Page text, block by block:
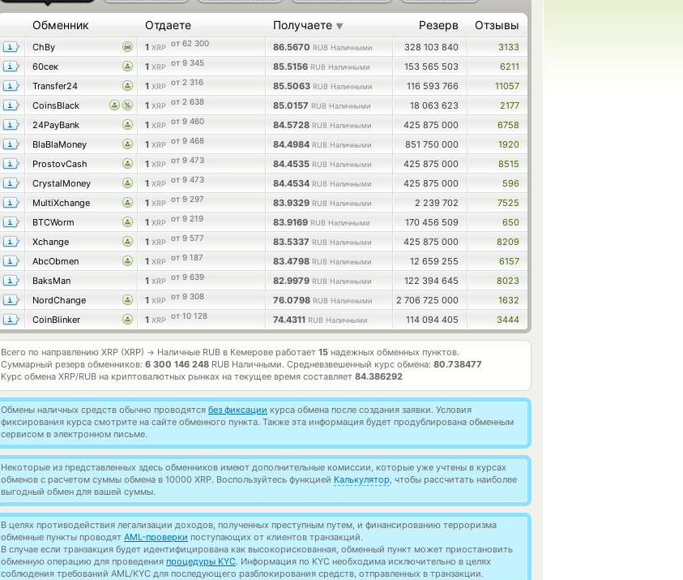
Обменник Отдаете Получаете ▼ Резерв Отзывы
ChBy 1 XRP от 62 300 86.5670 RUB Наличными 328 103 840
3133
60сек
1 XRP от 9 345 85.5156 RUB Наличными 153 565 503
6211
Transfer24
1 XRP от 2 316 85.5063 RUB Наличными 116 593 766
11057
CoinsBlack
1 XRP от 2 638 85.0157 RUB Наличными 18 063 623
2177
24PayBank
1 XRP от 9 460 84.5728 RUB Наличными 425 875 000
6758
BlaBlaMoney
1 XRP от 9 468 84.4984 RUB Наличными 851 750 000
1920
ProstovCash
1 XRP от 9 473 84.4535 RUB Наличными 425 875 000
8515
CrystalMoney
1 XRP от 9 473 84.4534 RUB Наличными 425 875 000
596
MultiXchange
1 XRP от 9 297 83.9329 RUB Наличными 2 239 702
7525
BTCWorm
1 XRP от 9 219 83.9169 RUB Наличными 170 456 509
650
Xchange
1 XRP от 9 577 83.5337 RUB Наличными 425 875 000
8209
AbcObmen
1 XRP от 9 187 83.4798 RUB Наличными 12 659 255
6157
BaksMan
1 XRP от 9 639 82.9979 RUB Наличными 122 394 645
8023
NordChange
1 XRP от 9 308 76.0798 RUB Наличными 2 706 725 000
1632
CoinBlinker
1 XRP от 10 128 74.4311 RUB Наличными 114 094 405 3444
Всего по направлению XRP (XRP) → Наличные RUB в Кемерове работает 15 надежных обменных пунктов.
Суммарный резерв обменников: 6 300 146 248 RUB Наличными. Средневзвешенный курс обмена: 80.738477
Курс обмена XRP/RUB на криптовалютных рынках на текущее время составляет 84.386292
Обмены наличных средств обычно проводятся без фиксации курса обмена после создания заявки. Условия
фиксирования курса смотрите на сайте обменного пункта. Также эта информация будет продублирована обменным
сервисом в электронном письме.
Некоторые из представленных здесь обменников имеют дополнительные комиссии, которые уже учтены в курсах
обменов с расчетом суммы обмена в 10000 XRP. Воспользуйтесь функцией Калькулятор, чтобы рассчитать наиболее
выгодный обмен для вашей суммы.
В целях противодействия легализации доходов, полученных преступным путем, и финансированию терроризма
обменные пункты проводят AML-проверки поступающих от клиентов транзакций.
В случае если транзакция будет идентифицирована как высокорискованная, обменный пункт может приостановить
обменную операцию для проведения процедуры KYC. Информация по KYC необходима исключительно в целях
соблюдения требований AML/KYC для последующего разблокирования средств, отправленных в транзакции.